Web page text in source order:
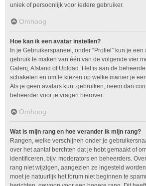
uniek of persoonlijk voor iedere gebruiker.
Omhoog
Hoe kan ik een avatar instellen?
In je Gebruikerspaneel, onder “Profiel” kun je
gebruik te maken van één van de volgende vier
Galerij, Afstand of Upload. Het is aan de
schakelen en om te kiezen op welke manier je
Als je geen avatars kunt gebruiken, neem dan
beheerder voor je vragen hierover.
Omhoog
Wat is mijn rang en hoe verander ik mijn rang?
Rangen, welke verschijnen onder je
over het aantal berchten dat je hebt gemaakt of
identificeren, bijv. moderators en beheerders.
rang niet wijzigen, aangezien ze ingesteld
moet je natuurlijk het forum niet beginnen te